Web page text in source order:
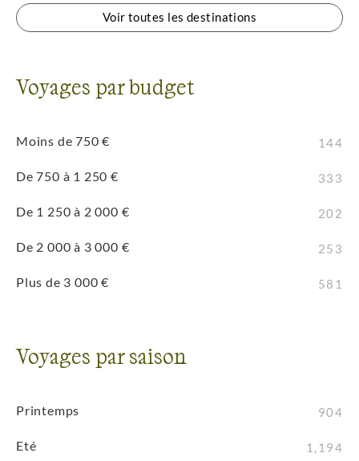
Voir toutes les destinations
Voyages par budget
Moins de 750 € 144
De 750 à 1 250 € 333
De 1 250 à 2 000 € 202
De 2 000 à 3 000 € 253
Plus de 3 000 € 581
Voyages par saison
Printemps 904
Eté 1,194